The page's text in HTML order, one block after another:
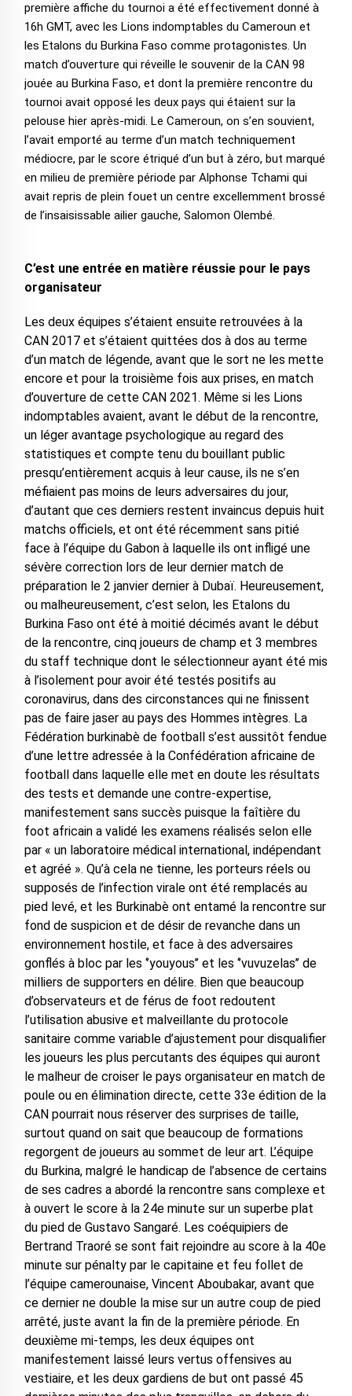
première affiche du tournoi a été effectivement donné à
16h GMT, avec les Lions indomptables du Cameroun et
les Etalons du Burkina Faso comme protagonistes. Un
match d’ouverture qui réveille le souvenir de la CAN 98
jouée au Burkina Faso, et dont la première rencontre du
tournoi avait opposé les deux pays qui étaient sur la
pelouse hier après-midi. Le Cameroun, on s’en souvient,
l’avait emporté au terme d’un match techniquement
médiocre, par le score étriqué d’un but à zéro, but marqué
en milieu de première période par Alphonse Tchami qui
avait repris de plein fouet un centre excellemment brossé
de l’insaisissable ailier gauche, Salomon Olembé.
C’est une entrée en matière réussie pour le pays
organisateur
Les deux équipes s’étaient ensuite retrouvées à la
CAN 2017 et s’étaient quittées dos à dos au terme
d’un match de légende, avant que le sort ne les mette
encore et pour la troisième fois aux prises, en match
d’ouverture de cette CAN 2021. Même si les Lions
indomptables avaient, avant le début de la rencontre,
un léger avantage psychologique au regard des
statistiques et compte tenu du bouillant public
presqu’entièrement acquis à leur cause, ils ne s’en
méfiaient pas moins de leurs adversaires du jour,
d’autant que ces derniers restent invaincus depuis huit
matchs officiels, et ont été récemment sans pitié
face à l’équipe du Gabon à laquelle ils ont infligé une
sévère correction lors de leur dernier match de
préparation le 2 janvier dernier à Dubaï. Heureusement,
ou malheureusement, c’est selon, les Etalons du
Burkina Faso ont été à moitié décimés avant le début
de la rencontre, cinq joueurs de champ et 3 membres
du staff technique dont le sélectionneur ayant été mis
à l’isolement pour avoir été testés positifs au
coronavirus, dans des circonstances qui ne finissent
pas de faire jaser au pays des Hommes intègres. La
Fédération burkinabè de football s’est aussitôt fendue
d’une lettre adressée à la Confédération africaine de
football dans laquelle elle met en doute les résultats
des tests et demande une contre-expertise,
manifestement sans succès puisque la faîtière du
foot africain a validé les examens réalisés selon elle
par « un laboratoire médical international, indépendant
et agréé ». Qu’à cela ne tienne, les porteurs réels ou
supposés de l’infection virale ont été remplacés au
pied levé, et les Burkinabè ont entamé la rencontre sur
fond de suspicion et de désir de revanche dans un
environnement hostile, et face à des adversaires
gonflés à bloc par les ‘’youyous’’ et les ‘’vuvuzelas’’ de
milliers de supporters en délire. Bien que beaucoup
d’observateurs et de férus de foot redoutent
l’utilisation abusive et malveillante du protocole
sanitaire comme variable d’ajustement pour disqualifier
les joueurs les plus percutants des équipes qui auront
le malheur de croiser le pays organisateur en match de
poule ou en élimination directe, cette 33e édition de la
CAN pourrait nous réserver des surprises de taille,
surtout quand on sait que beaucoup de formations
regorgent de joueurs au sommet de leur art. L’équipe
du Burkina, malgré le handicap de l’absence de certains
de ses cadres a abordé la rencontre sans complexe et
à ouvert le score à la 24e minute sur un superbe plat
du pied de Gustavo Sangaré. Les coéquipiers de
Bertrand Traoré se sont fait rejoindre au score à la 40e
minute sur pénalty par le capitaine et feu follet de
l’équipe camerounaise, Vincent Aboubakar, avant que
ce dernier ne double la mise sur un autre coup de pied
arrêté, juste avant la fin de la première période. En
deuxième mi-temps, les deux équipes ont
manifestement laissé leurs vertus offensives au
vestiaire, et les deux gardiens de but ont passé 45